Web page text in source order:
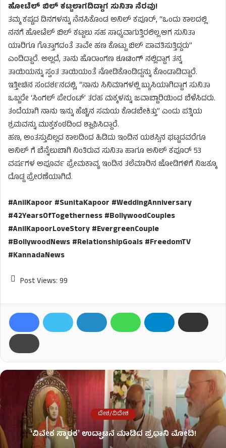
ಹೋಟೆಲ್ ಬಿಲ್ ಕಟ್ಟಲಾಗದಿದ್ದಾಗ ಸುನಿತಾ ನೆರವು!
ತಮ್ಮ ಕಷ್ಟದ ದಿನಗಳನ್ನು ನೆನಸಿಕೊಂಡ ಅನಿಲ್ ಕಪೂರ್, “ಒಂದು ಕಾಲದಲ್ಲಿ
ನನಗೆ ಹೋಟೆಲ್ ಬಿಲ್ ಕಟ್ಟಲು ಸಹ ಸಾಧ್ಯವಾಗುತ್ತಿರಲಿಲ್ಲ.ಆಗ ಸುನಿತಾ
ಯಾರಿಗೂ ಗೊತ್ತಾಗದಂತೆ ತಾವೇ ಹಣ ಕೊಟ್ಟು ಬಿಲ್ ಪಾವತಿಸುತ್ತಿದ್ದರು”
ಎಂದಿದ್ದಾರೆ. ಅಲ್ಲದೆ, ತಾನು ಹೊರಾಂಗಣ ಶೂಟಿಂಗ್ ನಲ್ಲಿದ್ದಾಗ ತನ್ನ
ತಾಯಿಯನ್ನು ಸ್ವಂತ ತಾಯಿಯಂತೆ ನೋಡಿಕೊಂಡಿದ್ದನ್ನು ಕೊಂಡಾಡಿದ್ದಾರೆ.
ಇತ್ತೀಚಿನ ಸಂದರ್ಶನದಲ್ಲಿ, “ನಾನು ಸಿನಿಮಾಗಳಲ್ಲಿ ಬ್ಯುಸಿಯಾಗಿದ್ದಾಗ ಸುನಿತಾ
ಒಬ್ಬರೇ ‘ಸಿಂಗಲ್ ಪೇರಂಟ್’ ತರಹ ಮಕ್ಕಳನ್ನು ಜವಾಬ್ದಾರಿಯಿಂದ ಬೆಳೆಸಿದರು.
ತಂದೆಯಾಗಿ ನಾನು ಇನ್ನು ಹೆಚ್ಚಿನ ಸಮಯ ಕೊಡಬೇಕಿತ್ತು” ಎಂದು ಪತ್ನಿಯ
ಶ್ರಮವನ್ನು ಮುಕ್ತಕಂಠದಿಂದ ಶ್ಲಾಘಿಸಿದ್ದಾರೆ.
ಹಣ, ಅಂತಸ್ತುವಿಲ್ಲದ ಕಾಲದಿಂದ ಹಿಡಿದು ಇಂದಿನ ಯಶಸ್ಸಿನ ಘಟ್ಟದವರೆಗೂ
ಅನಿಲ್ ಗೆ ಬೆನ್ನೆಲುಬಾಗಿ ನಿಂತಿರುವ ಸುನಿತಾ ಹಾಗೂ ಅನಿಲ್ ಕಪೂರ್ 53
ವರ್ಷಗಳ ಅಪೂರ್ವ ಪ್ರೇಮಕಾವ್ಯ ಇಂದಿನ ತಲೆಮಾರಿನ ಜೋಡಿಗಳಿಗೆ ನಿಜಕ್ಕೂ
ದೊಡ್ಡ ಪ್ರೇರಣೆಯಾಗಿದೆ.
#AnilKapoor #SunitaKapoor #WeddingAnniversary
#42YearsOfTogetherness #BollywoodCouples
#AnilKapoorLoveStory #EvergreenCouple
#BollywoodNews #RelationshipGoals #FreedomTV
#KannadaNews
Post Views: 99
ದೇಶ/ವಿದೇಶ
ʻವಿವೇಕ ಸ್ಮಾರಕʼ ಉದ್ಘಾಟನೆ ಮಾಡಿದ ಪ್ರಧಾನಿ ಮೋದಿ!